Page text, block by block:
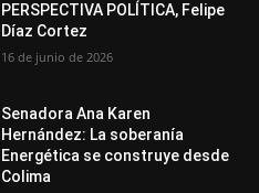
PERSPECTIVA POLÍTICA, Felipe
Díaz Cortez
16 de junio de 2026
Senadora Ana Karen
Hernández: La soberanía
Energética se construye desde
Colima